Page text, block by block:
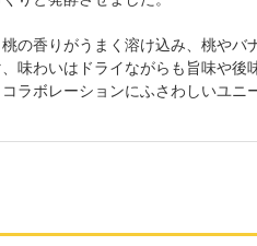
の香りがうまく溶け込み、桃やバ
味わいはドライながらも旨味や後
ラボレーションにふさわしいユニ